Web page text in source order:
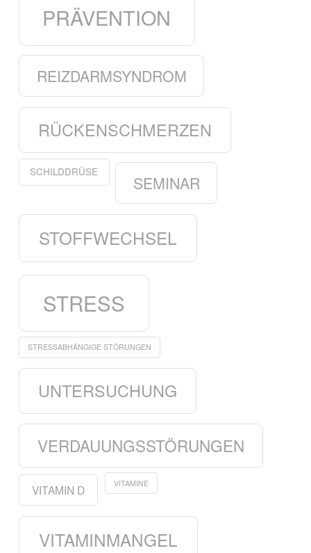
PRÄVENTION
REIZDARMSYNDROM
RÜCKENSCHMERZEN
SCHILDDRÜSE SEMINAR
STOFFWECHSEL
STRESS
STRESSABHÄNGIGE STÖRUNGEN
UNTERSUCHUNG
VERDAUUNGSSTÖRUNGEN
VITAMIN D VITAMINE
VITAMINMANGEL